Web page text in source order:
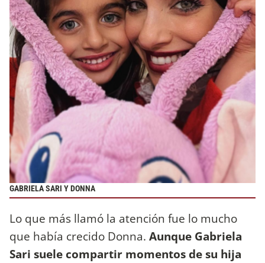
GABRIELA SARI Y DONNA
Lo que más llamó la atención fue lo mucho
que había crecido Donna. Aunque Gabriela
Sari suele compartir momentos de su hija